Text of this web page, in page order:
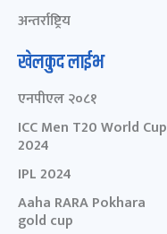
अन्तर्राष्ट्रिय
खेलकुद लाईभ
एनपीएल २०८१
ICC Men T20 World Cup
2024
IPL 2024
Aaha RARA Pokhara
gold cup